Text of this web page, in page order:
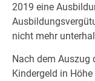
2019 eine
nicht mehr
Nach dem Auszug
Kindergeld in